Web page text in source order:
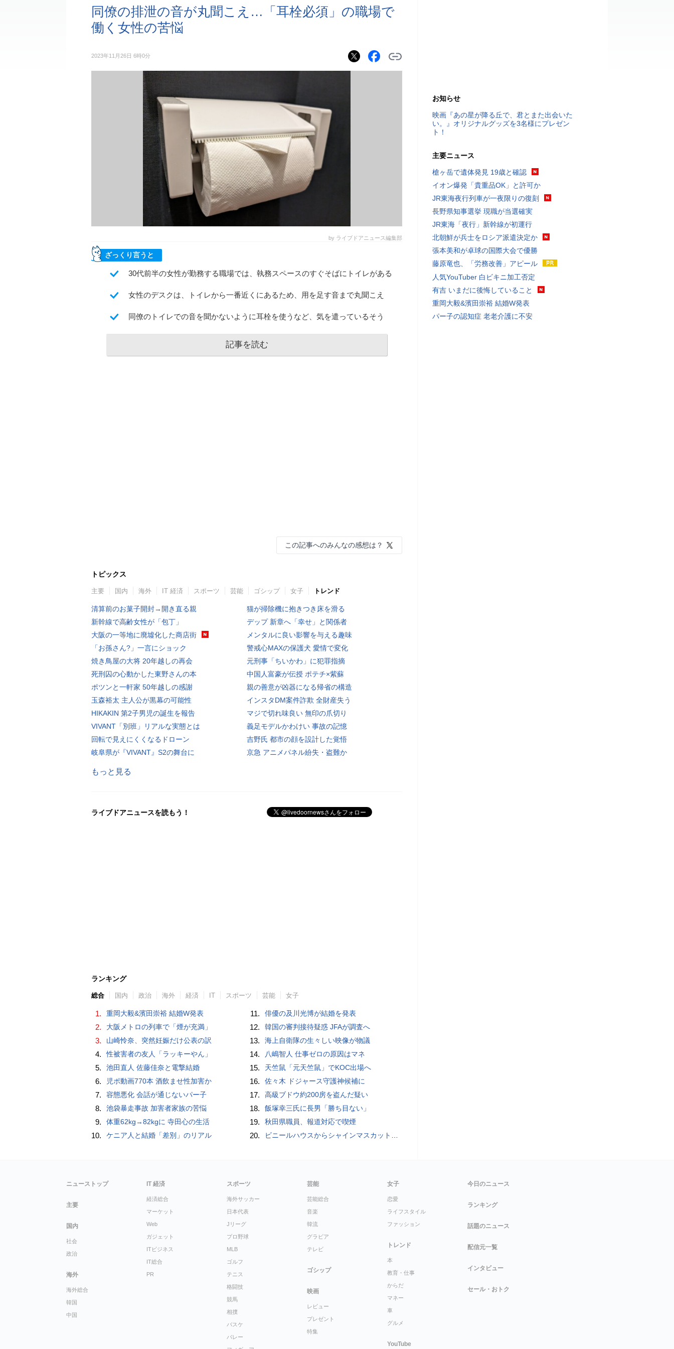
同僚の排泄の音が丸聞こえ…「耳栓必須」の職場で
働く女性の苦悩
2023年11月26日 6時0分
by ライブドアニュース編集部
ざっくり言うと
30代前半の女性が勤務する職場では、執務スペースのすぐそばにトイレがある
女性のデスクは、トイレから一番近くにあるため、用を足す音まで丸聞こえ
同僚のトイレでの音を聞かないように耳栓を使うなど、気を遣っているそう
記事を読む
この記事へのみんなの感想は？
トピックス
主要 国内 海外 IT 経済 スポーツ 芸能 ゴシップ 女子 トレンド
清算前のお菓子開封→開き直る親
新幹線で高齢女性が「包丁」
大阪の一等地に廃墟化した商店街
「お孫さん?」一言にショック
焼き鳥屋の大将 20年越しの再会
死刑囚の心動かした東野さんの本
ポツンと一軒家 50年越しの感謝
玉森裕太 主人公が黒幕の可能性
HIKAKIN 第2子男児の誕生を報告
VIVANT「別班」リアルな実態とは
回転で見えにくくなるドローン
岐阜県が『VIVANT』S2の舞台に
猫が掃除機に抱きつき床を滑る
デップ 新章へ「幸せ」と関係者
メンタルに良い影響を与える趣味
警戒心MAXの保護犬 愛情で変化
元刑事「ちいかわ」に犯罪指摘
中国人富豪が伝授 ポテチ×紫蘇
親の善意が凶器になる帰省の構造
インスタDM案件詐欺 全財産失う
マジで切れ味良い 無印の爪切り
義足モデルかわけい 事故の記憶
吉野氏 都市の顔を設計した覚悟
京急 アニメパネル紛失・盗難か
もっと見る
ライブドアニュースを読もう！
ランキング
総合 国内 政治 海外 経済 IT スポーツ 芸能 女子
1. 重岡大毅&濱田崇裕 結婚W発表
2. 大阪メトロの列車で「煙が充満」
3. 山崎怜奈、突然妊娠だけ公表の訳
4. 性被害者の友人「ラッキーやん」
5. 池田直人 佐藤佳奈と電撃結婚
6. 児ポ動画770本 酒飲ませ性加害か
7. 容態悪化 会話が通じないパー子
8. 池袋暴走事故 加害者家族の苦悩
9. 体重62kg→82kgに 寺田心の生活
10. ケニア人と結婚「差別」のリアル
11. 俳優の及川光博が結婚を発表
12. 韓国の審判接待疑惑 JFAが調査へ
13. 海上自衛隊の生々しい映像が物議
14. 八嶋智人 仕事ゼロの原因はマネ
15. 天竺鼠「元天竺鼠」でKOC出場へ
16. 佐々木 ドジャース守護神候補に
17. 高級ブドウ約200房を盗んだ疑い
18. 飯塚幸三氏に長男「勝ち目ない」
19. 秋田県職員、報道対応で喫煙
20. ビニールハウスからシャインマスカット約200房を盗んだ疑い ネットで販売か 無職の男（42）逮捕 岡山県警
お知らせ
映画『あの星が降る丘で、君とまた出会いた
い。』オリジナルグッズを3名様にプレゼン
ト！
主要ニュース
槍ヶ岳で遺体発見 19歳と確認
イオン爆発「貴重品OK」と許可か
JR東海夜行列車が一夜限りの復刻
長野県知事選挙 現職が当選確実
JR東海「夜行」新幹線が初運行
北朝鮮が兵士をロシア派遣決定か
張本美和が卓球の国際大会で優勝
藤原竜也、「労務改善」アピール
人気YouTuber 白ビキニ加工否定
有吉 いまだに後悔していること
重岡大毅&濱田崇裕 結婚W発表
パー子の認知症 老老介護に不安
ニューストップ
主要
国内
社会
政治
海外
海外総合
韓国
中国
IT 経済
経済総合
マーケット
Web
ガジェット
ITビジネス
IT総合
PR
スポーツ
海外サッカー
日本代表
Jリーグ
プロ野球
MLB
ゴルフ
テニス
格闘技
競馬
相撲
バスケ
バレー
芸能
芸能総合
音楽
韓流
グラビア
テレビ
ゴシップ
映画
レビュー
プレゼント
特集
女子
恋愛
ライフスタイル
ファッション
トレンド
本
教育・仕事
からだ
マネー
車
グルメ
YouTube
今日のニュース
ランキング
話題のニュース
配信元一覧
インタビュー
セール・おトク